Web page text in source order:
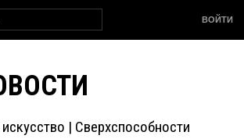
ВОЙТИ
| Сверхспособности